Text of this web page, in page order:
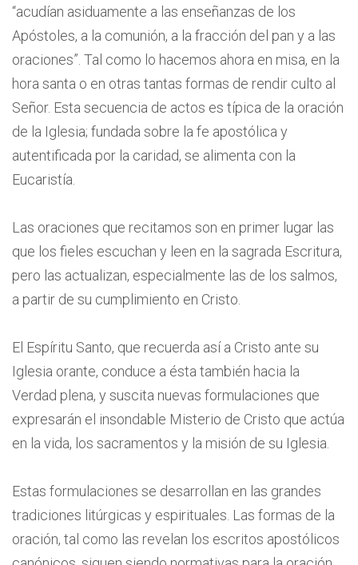
“acudían asiduamente a las enseñanzas de los
Apóstoles, a la comunión, a la fracción del pan y a las
oraciones”. Tal como lo hacemos ahora en misa, en la
hora santa o en otras tantas formas de rendir culto al
Señor. Esta secuencia de actos es típica de la oración
de la Iglesia; fundada sobre la fe apostólica y
autentificada por la caridad, se alimenta con la
Eucaristía.
Las oraciones que recitamos son en primer lugar las
que los fieles escuchan y leen en la sagrada Escritura,
pero las actualizan, especialmente las de los salmos,
a partir de su cumplimiento en Cristo.
El Espíritu Santo, que recuerda así a Cristo ante su
Iglesia orante, conduce a ésta también hacia la
Verdad plena, y suscita nuevas formulaciones que
expresarán el insondable Misterio de Cristo que actúa
en la vida, los sacramentos y la misión de su Iglesia.
Estas formulaciones se desarrollan en las grandes
tradiciones litúrgicas y espirituales. Las formas de la
oración, tal como las revelan los escritos apostólicos